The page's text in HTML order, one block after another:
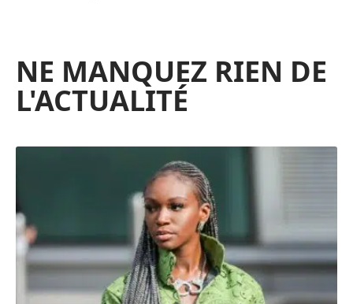
NE MANQUEZ RIEN DE
L'ACTUALITÉ